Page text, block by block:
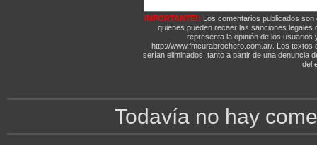
IMPORTANTE!: Los comentarios publicados
quienes pueden recaer las sanciones
representa la opinión de los
http://www.fmcurabrochero.com.ar/. Los textos
serían eliminados, tanto a partir de una denuncia
del
Todavía no hay